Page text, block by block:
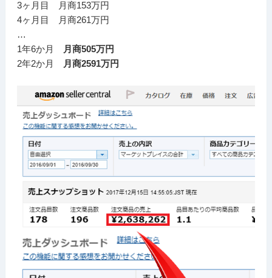
3ヶ月目 月商153万円
4ヶ月目 月商261万円
…
1年6か月
月商505万円
2年2か月
月商2591万円